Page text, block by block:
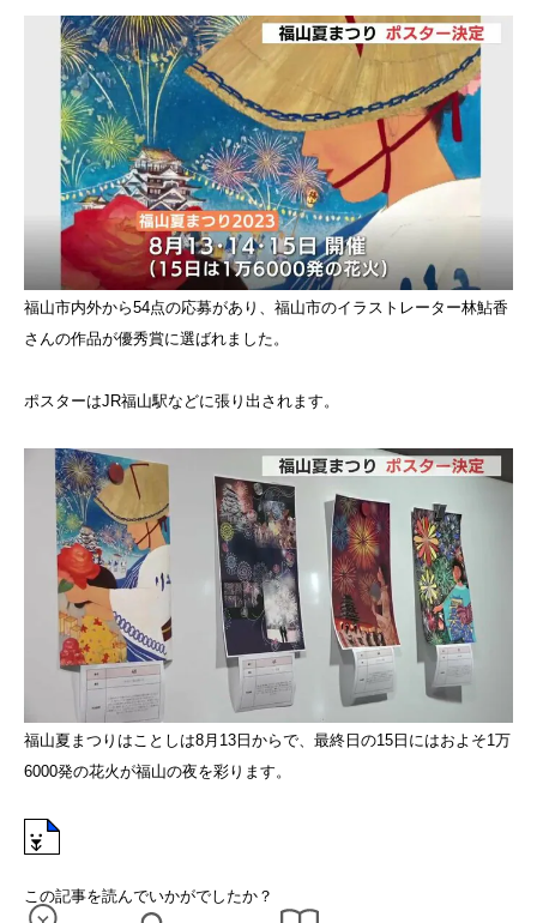
福山市内外から54点の応募があり、福山市のイラストレーター林鮎香
さんの作品が優秀賞に選ばれました。
ポスターはJR福山駅などに張り出されます。
福山夏まつりはことしは8月13日からで、最終日の15日にはおよそ1万
6000発の花火が福山の夜を彩ります。
この記事を読んでいかがでしたか？